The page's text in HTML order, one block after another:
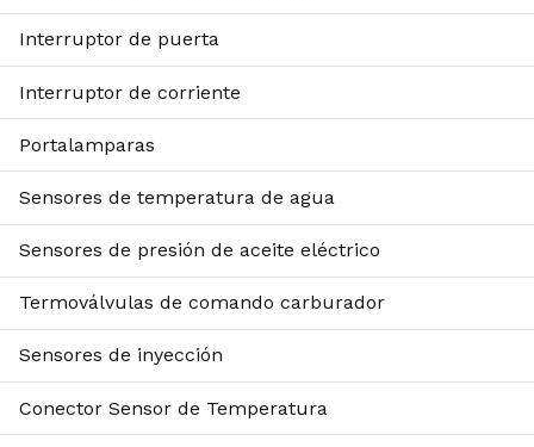
Interruptor de puerta
Interruptor de corriente
Portalamparas
Sensores de temperatura de agua
Sensores de presión de aceite eléctrico
Termoválvulas de comando carburador
Sensores de inyección
Conector Sensor de Temperatura